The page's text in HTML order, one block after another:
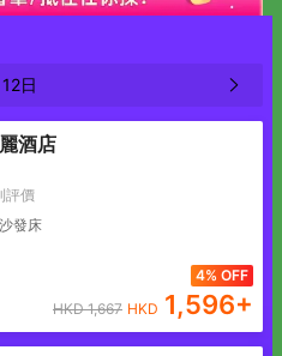
日
酒店
評價
發床
4% OFF
HKD1,667 HKD 1,596+